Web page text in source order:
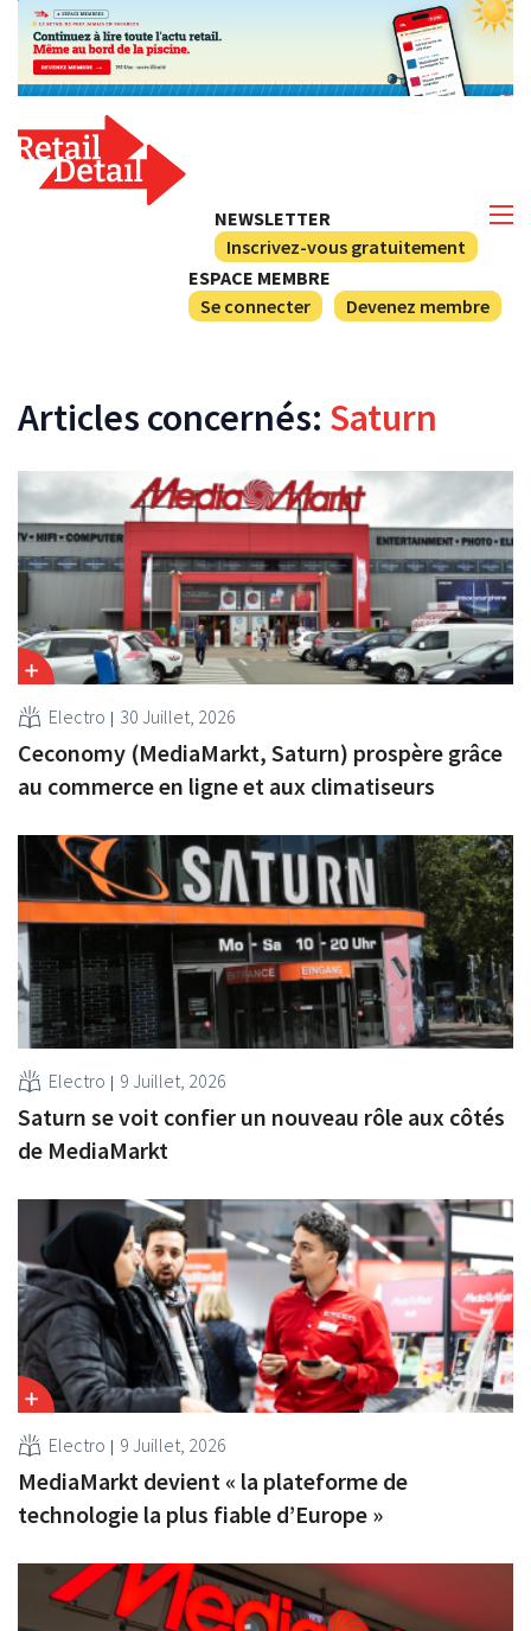
NEWSLETTER
Inscrivez-vous gratuitement
ESPACE MEMBRE
Se connecter
Devenez membre
Articles concernés: Saturn
Electro 30 Juillet, 2026
Ceconomy (MediaMarkt, Saturn) prospère grâce
au commerce en ligne et aux climatiseurs
Electro 9 Juillet, 2026
Saturn se voit confier un nouveau rôle aux côtés
de MediaMarkt
Electro 9 Juillet, 2026
MediaMarkt devient « la plateforme de
technologie la plus fiable d’Europe »